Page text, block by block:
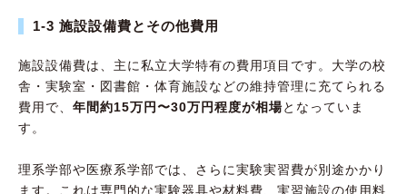
1-3 施設設備費とその他費用
施設設備費は、主に私立大学特有の費用項目です。大学の校
舎・実験室・図書館・体育施設などの維持管理に充てられる
費用で、 年間約15万円〜30万円程度が相場となっていま
す。
理系学部や医療系学部では、さらに実験実習費が別途かかり
ます。これは専門的な実験器具や材料費、実習施設の使用料